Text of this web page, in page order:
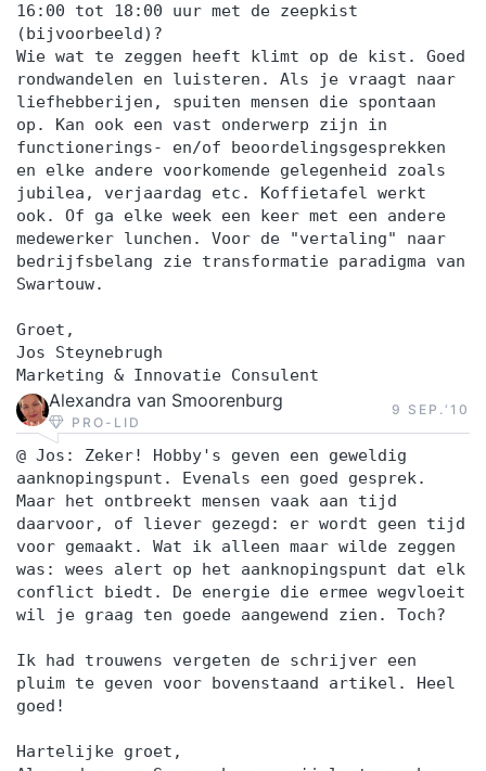
16:00 tot 18:00 uur met de zeepkist
(bijvoorbeeld)?
Wie wat te zeggen heeft klimt op de kist. Goed
rondwandelen en luisteren. Als je vraagt naar
liefhebberijen, spuiten mensen die spontaan
op. Kan ook een vast onderwerp zijn in
functionerings- en/of beoordelingsgesprekken
en elke andere voorkomende gelegenheid zoals
jubilea, verjaardag etc. Koffietafel werkt
ook. Of ga elke week een keer met een andere
medewerker lunchen. Voor de "vertaling" naar
bedrijfsbelang zie transformatie paradigma van
Swartouw.
Groet,
Jos Steynebrugh
Marketing & Innovatie Consulent
Alexandra van Smoorenburg
PRO-LID
9 SEP.‘10
@ Jos: Zeker! Hobby's geven een geweldig
aanknopingspunt. Evenals een goed gesprek.
Maar het ontbreekt mensen vaak aan tijd
daarvoor, of liever gezegd: er wordt geen tijd
voor gemaakt. Wat ik alleen maar wilde zeggen
was: wees alert op het aanknopingspunt dat elk
conflict biedt. De energie die ermee wegvloeit
wil je graag ten goede aangewend zien. Toch?
Ik had trouwens vergeten de schrijver een
pluim te geven voor bovenstaand artikel. Heel
goed!
Hartelijke groet,